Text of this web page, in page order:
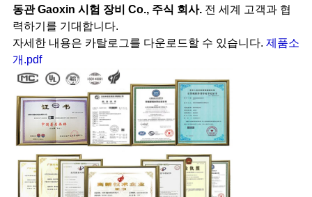
동관 Gaoxin 시험 장비 Co., 주식 회사.전 세계 고객과 협
력하기를 기대합니다.
자세한 내용은 카탈로그를 다운로드할 수 있습니다. 제품소
개.pdf